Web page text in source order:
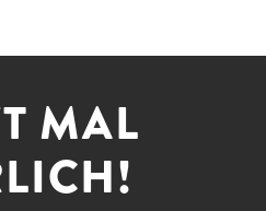
MAL